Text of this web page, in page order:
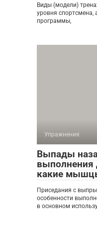
Виды (модели)
уровня спортсмена,
программы,
Упражнения
Выпады
выполнения
какие
Приседания с
особенности
в основном